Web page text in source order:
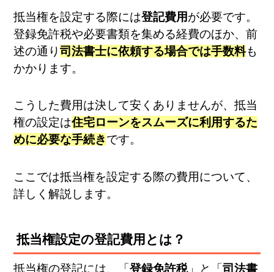
抵当権を設定する際には登記費用が必要です。
登録免許税や必要書類を集める経費のほか、前
述の通り司法書士に依頼する場合では手数料も
かかります。
こうした費用は決して安くありませんが、抵当
権の設定は住宅ローンをスムーズに利用するた
めに必要な手続きです。
ここでは抵当権を設定する際の費用について、
詳しく解説します。
抵当権設定の登記費用とは？
抵当権の登記には、「登録免許税」と「司法書